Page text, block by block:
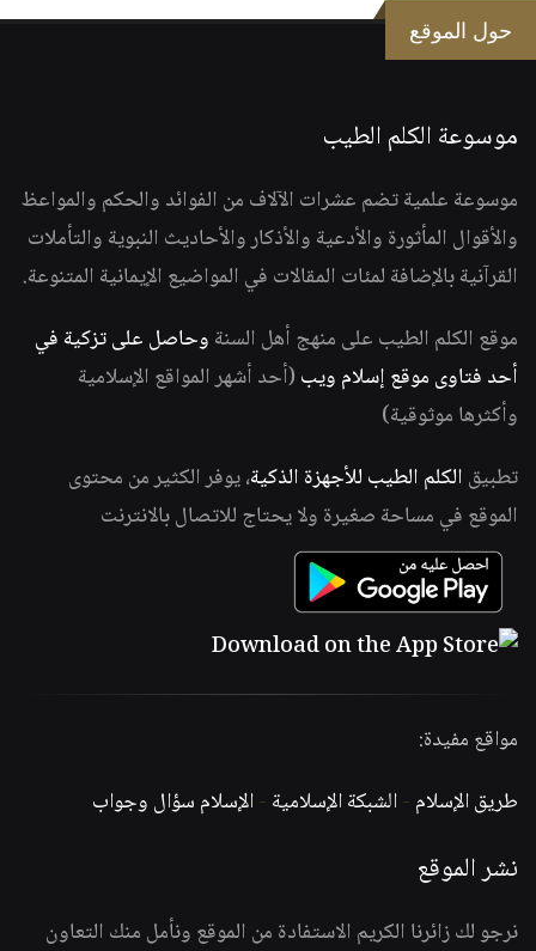
حول الموقع
موسوعة الكلم الطيب
موسوعة علمية تضم عشرات الآلاف من الفوائد والحكم والمواعظ
والأقوال المأثورة والأدعية والأذكار والأحاديث النبوية والتأملات
القرآنية بالإضافة لمئات المقالات في المواضيع الإيمانية المتنوعة.
موقع الكلم الطيب على منهج أهل السنة وحاصل على تزكية في
أحد فتاوى موقع إسلام ويب (أحد أشهر المواقع الإسلامية
وأكثرها موثوقية)
تطبيق الكلم الطيب للأجهزة الذكية، يوفر الكثير من محتوى
الموقع في مساحة صغيرة ولا يحتاج للاتصال بالانترنت
مواقع مفيدة:
طريق الإسلام -الشبكة الإسلامية -الإسلام سؤال وجواب
نشر الموقع
نرجو لك زائرنا الكريم الاستفادة من الموقع ونأمل منك التعاون